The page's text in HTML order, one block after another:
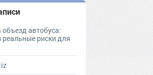
автобуса:
риски для